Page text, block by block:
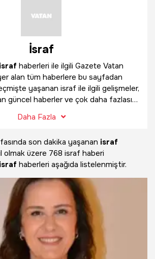
İsraf
israf haberleri ile ilgili Gazete Vatan
alan tüm haberlere bu sayfadan
yaşanan israf ile ilgili gelişmeler,
güncel haberler ve çok daha fazlasını
Daha Fazla
son dakika yaşanan israf
olmak üzere 768 israf haberi
israf haberleri aşağıda listelenmiştir.